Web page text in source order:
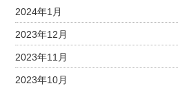
2024年1月
2023年12月
2023年11月
2023年10月